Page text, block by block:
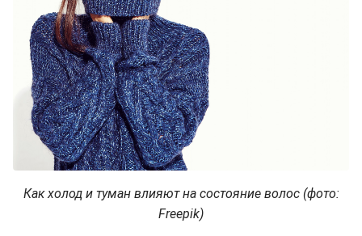
Как холод и туман влияют на состояние волос (фото:
Freepik)